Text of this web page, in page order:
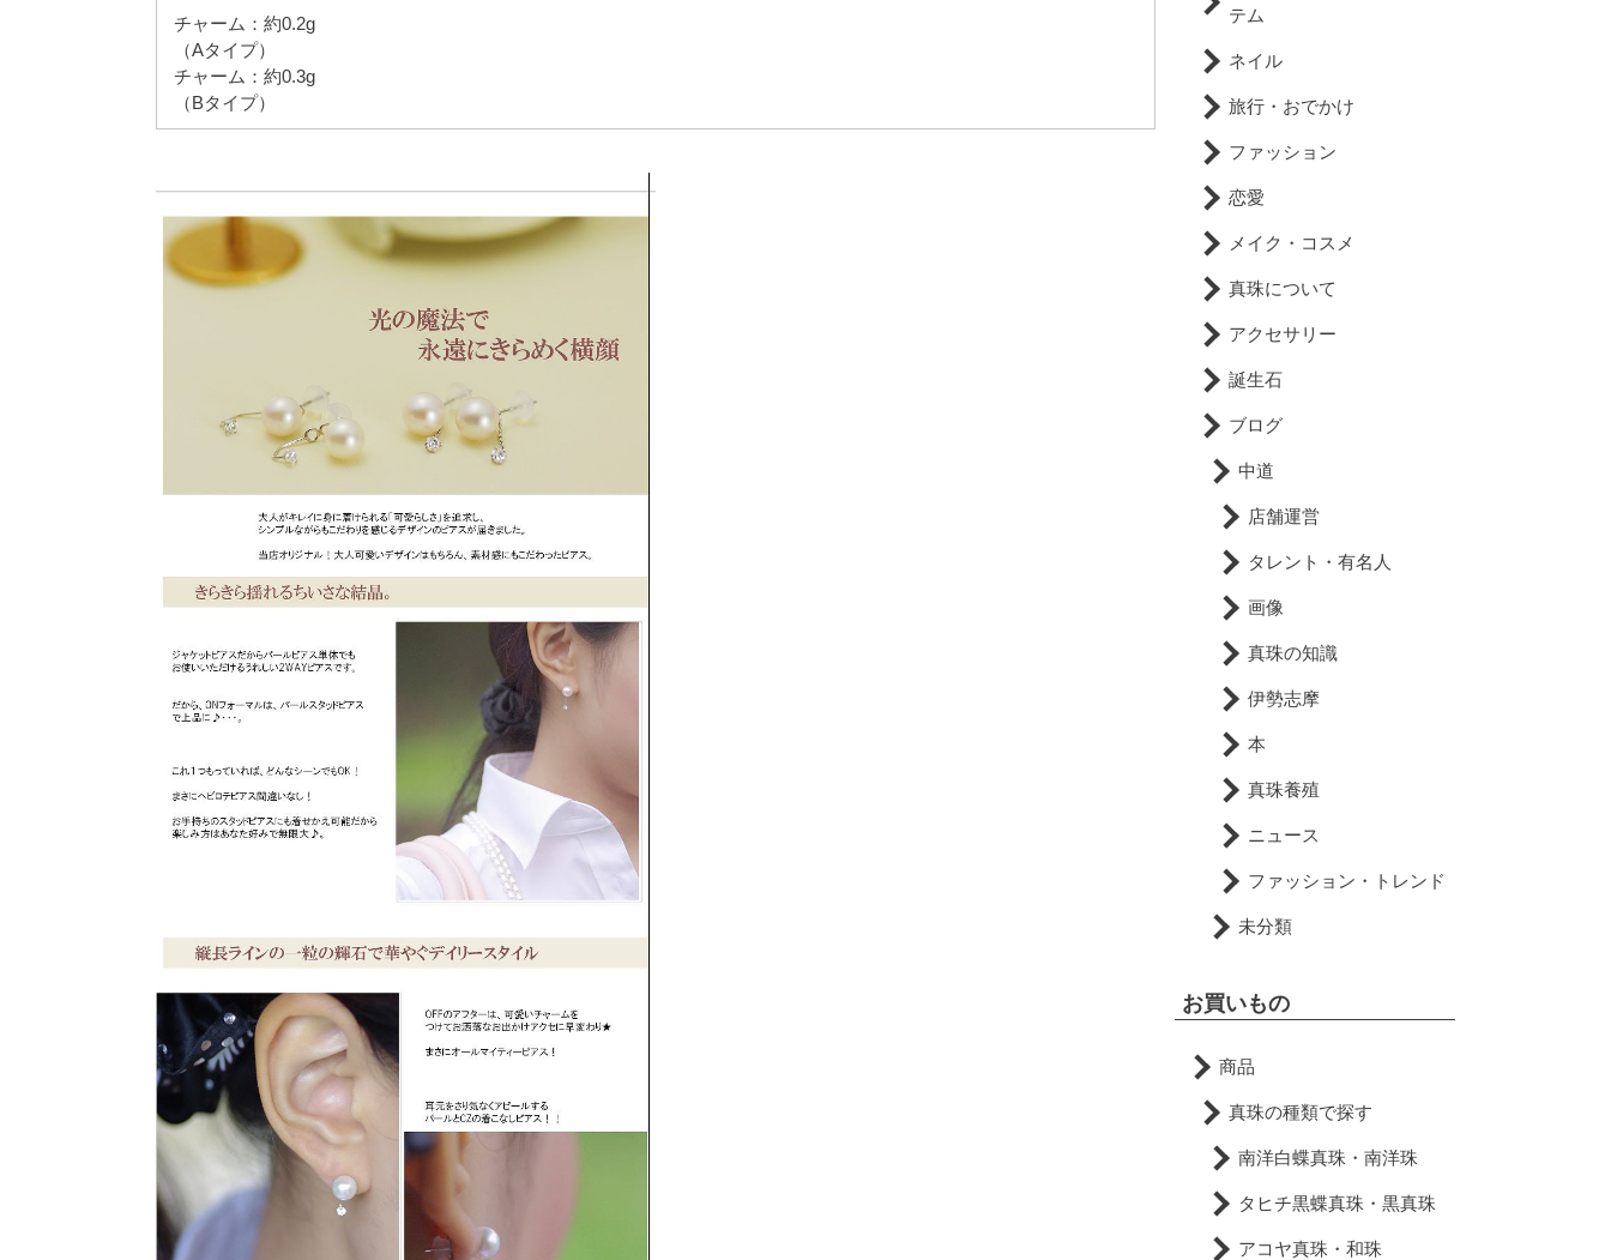
チャーム：約0.2g
（Aタイプ）
チャーム：約0.3g
（Bタイプ）
テム
ネイル
旅行・おでかけ
ファッション
恋愛
メイク・コスメ
真珠について
アクセサリー
誕生石
ブログ
中道
店舗運営
タレント・有名人
画像
真珠の知識
伊勢志摩
本
真珠養殖
ニュース
ファッション・トレンド
未分類
お買いもの
商品
真珠の種類で探す
南洋白蝶真珠・南洋珠
タヒチ黒蝶真珠・黒真珠
アコヤ真珠・和珠